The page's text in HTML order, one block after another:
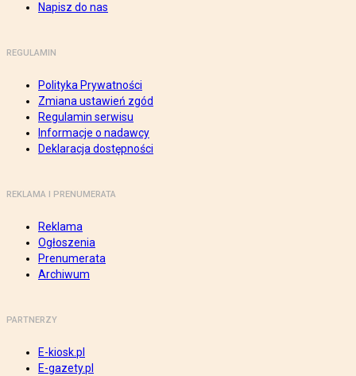
Napisz do nas
REGULAMIN
Polityka Prywatności
Zmiana ustawień zgód
Regulamin serwisu
Informacje o nadawcy
Deklaracja dostępności
REKLAMA I PRENUMERATA
Reklama
Ogłoszenia
Prenumerata
Archiwum
PARTNERZY
E-kiosk.pl
E-gazety.pl